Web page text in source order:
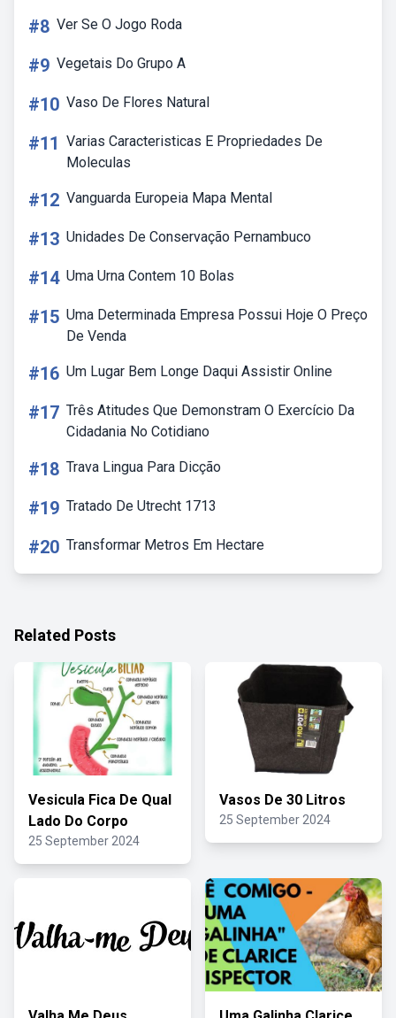
#8 Ver Se O Jogo Roda
#9 Vegetais Do Grupo A
#10 Vaso De Flores Natural
#11 Varias Caracteristicas E Propriedades De
Moleculas
#12 Vanguarda Europeia Mapa Mental
#13 Unidades De Conservação Pernambuco
#14 Uma Urna Contem 10 Bolas
#15 Uma Determinada Empresa Possui Hoje O Preço
De Venda
#16 Um Lugar Bem Longe Daqui Assistir Online
#17 Três Atitudes Que Demonstram O Exercício Da
Cidadania No Cotidiano
#18 Trava Lingua Para Dicção
#19 Tratado De Utrecht 1713
#20 Transformar Metros Em Hectare
Related Posts
Vesicula Fica De Qual
Lado Do Corpo
25 September 2024
Vasos De 30 Litros
25 September 2024